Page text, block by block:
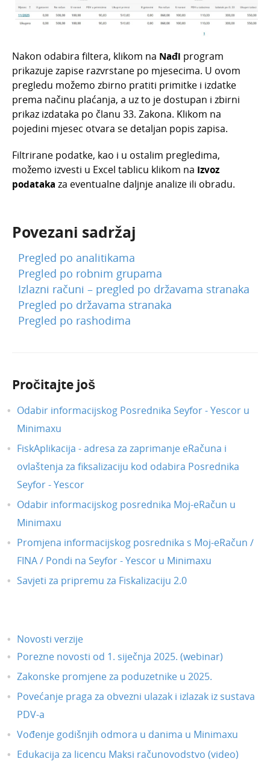
Nakon odabira filtera, klikom na Nađi program
prikazuje zapise razvrstane po mjesecima. U ovom
pregledu možemo zbirno pratiti primitke i izdatke
prema načinu plaćanja, a uz to je dostupan i zbirni
prikaz izdataka po članu 33. Zakona. Klikom na
pojedini mjesec otvara se detaljan popis zapisa.
Filtrirane podatke, kao i u ostalim pregledima,
možemo izvesti u Excel tablicu klikom na Izvoz
podataka za eventualne daljnje analize ili obradu.
Povezani sadržaj
Pregled po analitikama
Pregled po robnim grupama
Izlazni računi – pregled po državama stranaka
Pregled po državama stranaka
Pregled po rashodima
Pročitajte još
Odabir informacijskog Posrednika Seyfor - Yescor u
Minimaxu
FiskAplikacija - adresa za zaprimanje eRačuna i
ovlaštenja za fiksalizaciju kod odabira Posrednika
Seyfor - Yescor
Odabir informacijskog posrednika Moj-eRačun u
Minimaxu
Promjena informacijskog posrednika s Moj-eRačun /
FINA / Pondi na Seyfor - Yescor u Minimaxu
Savjeti za pripremu za Fiskalizaciju 2.0
Novosti verzije
Porezne novosti od 1. siječnja 2025. (webinar)
Zakonske promjene za poduzetnike u 2025.
Povećanje praga za obvezni ulazak i izlazak iz sustava
PDV-a
Vođenje godišnjih odmora u danima u Minimaxu
Edukacija za licencu Maksi računovodstvo (video)